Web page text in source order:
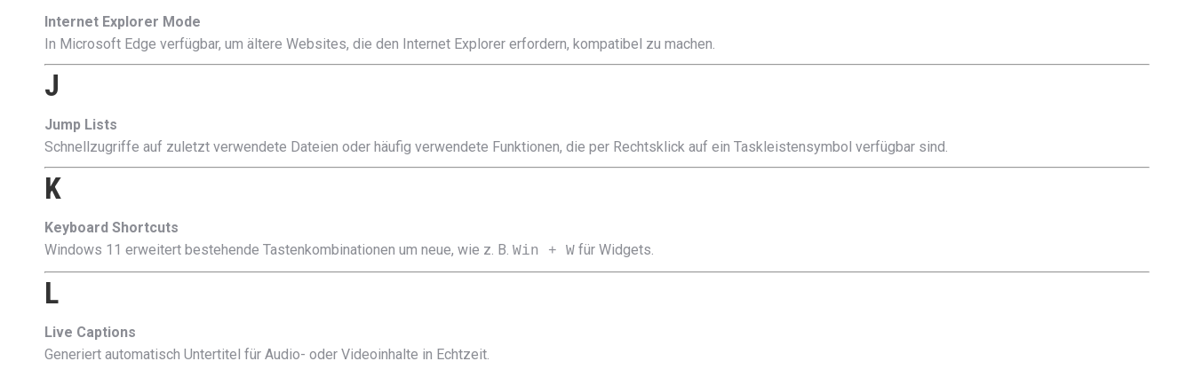
Internet Explorer Mode
In Microsoft Edge verfügbar, um ältere Websites, die den Internet Explorer erfordern, kompatibel zu machen.
J
Jump Lists
Schnellzugriffe auf zuletzt verwendete Dateien oder häufig verwendete Funktionen, die per Rechtsklick auf ein Taskleistensymbol verfügbar sind.
K
Keyboard Shortcuts
Windows 11 erweitert bestehende Tastenkombinationen um neue, wie z. B. Win + W für Widgets.
L
Live Captions
Generiert automatisch Untertitel für Audio- oder Videoinhalte in Echtzeit.